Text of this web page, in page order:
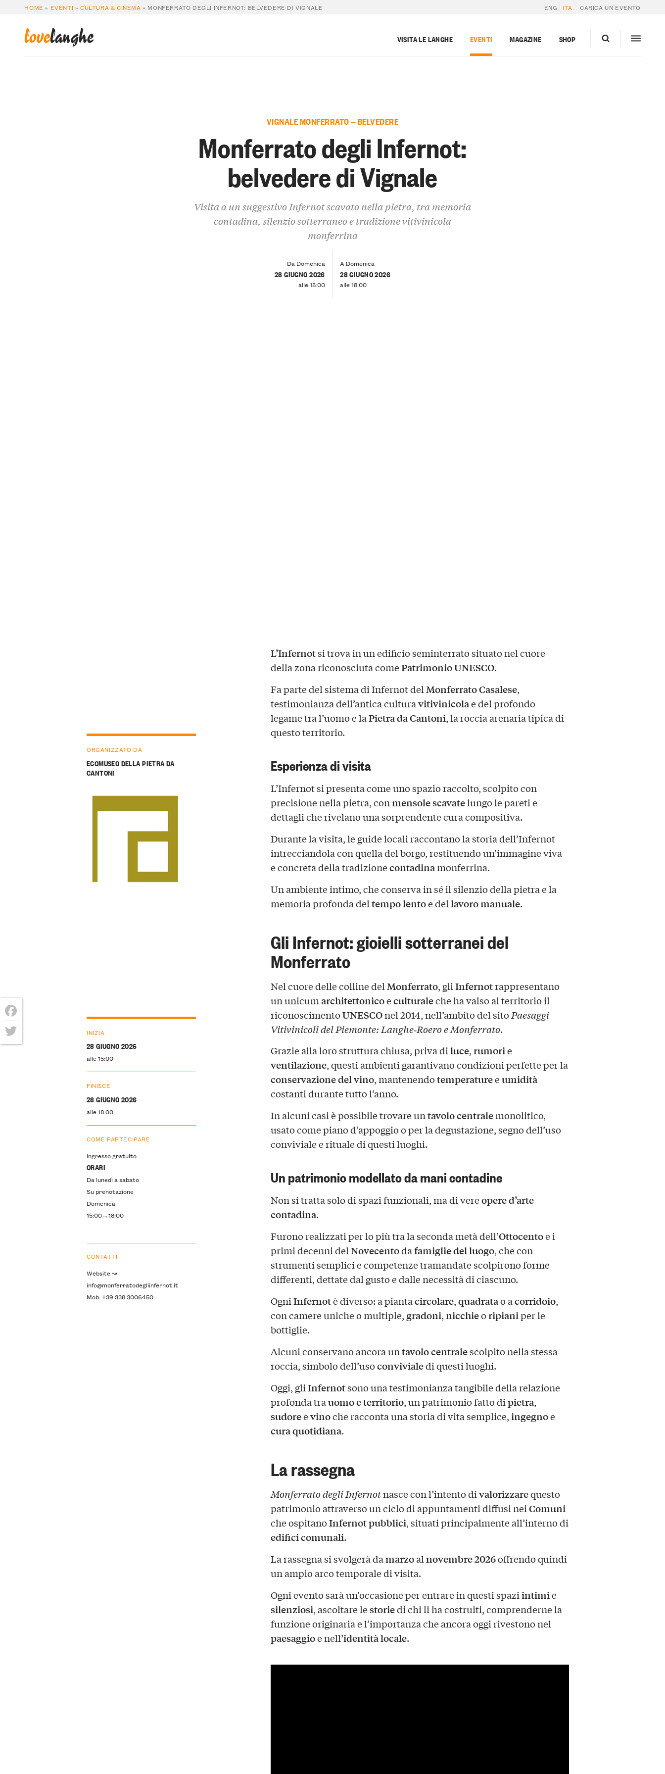
HOME » EVENTI »CULTURA & CINEMA » MONFERRATO DEGLI INFERNOT: BELVEDERE DI VIGNALE ENG ITA CARICA UN EVENTO
lovelanghe VISITA LE LANGHE EVENTI MAGAZINE SHOP
VIGNALE MONFERRATO — BELVEDERE
Monferrato degli Infernot:
belvedere di Vignale
Visita a un suggestivo Infernot scavato nella pietra, tra memoria
contadina, silenzio sotterraneo e tradizione vitivinicola
monferrina
Da Domenica
28 GIUGNO 2026
alle 15:00
A Domenica
28 GIUGNO 2026
alle 18:00
L’Infernotsi trova in un edificio seminterrato situato nel cuore
della zona riconosciuta comePatrimonio UNESCO.
Fa parte del sistema di Infernot delMonferrato Casalese,
testimonianza dell’antica culturavitivinicolae del profondo
legame tra l’uomo e laPietra da Cantoni, la roccia arenaria tipica di
questo territorio.
Esperienza di visita
L’Infernot si presenta come uno spazio raccolto, scolpito con
precisione nella pietra, conmensole scavatelungo le pareti e
dettagli che rivelano una sorprendente cura compositiva.
Durante la visita, le guide locali raccontano la storia dell’Infernot
intrecciandola con quella del borgo, restituendo un’immagine viva
e concreta della tradizionecontadinamonferrina.
Un ambiente intimo, che conserva in sé il silenzio della pietra e la
memoria profonda deltempo lentoe dellavoro manuale.
Gli Infernot: gioielli sotterranei del
Monferrato
Nel cuore delle colline del Monferrato, gliInfernotrappresentano
un unicumarchitettonicoeculturaleche ha valso al territorio il
riconoscimentoUNESCOnel 2014, nell’ambito del sito Paesaggi
Vitivinicoli del Piemonte: Langhe‑Roero e Monferrato.
Grazie alla loro struttura chiusa, priva diluce,rumorie
ventilazione, questi ambienti garantivano condizioni perfette per la
conservazione del vino, mantenendotemperatureeumidità
costanti durante tutto l’anno.
In alcuni casi è possibile trovare untavolo centralemonolitico,
usato come piano d’appoggio o per la degustazione, segno dell’uso
conviviale e rituale di questi luoghi.
Un patrimonio modellato da mani contadine
Non si tratta solo di spazi funzionali, ma di vereopere d’arte
contadina.
Furono realizzati per lo più tra la seconda metà dell’Ottocentoe i
primi decenni delNovecentodafamiglie del luogo, che con
strumenti semplici e competenze tramandate scolpirono forme
differenti, dettate dal gusto e dalle necessità di ciascuno.
OgniInfernotè diverso: a piantacircolare,quadratao acorridoio,
con camere uniche o multiple, gradoni,nicchieoripianiper le
bottiglie.
Alcuni conservano ancora untavolo centralescolpito nella stessa
roccia, simbolo dell’usoconvivialedi questi luoghi.
Oggi, gliInfernotsono una testimonianza tangibile della relazione
profonda trauomo e territorio, un patrimonio fatto dipietra,
sudoreevinoche racconta una storia di vita semplice,ingegnoe
cura quotidiana.
La rassegna
Monferrato degli Infernotnasce con l’intento divalorizzarequesto
patrimonio attraverso un ciclo di appuntamenti diffusi neiComuni
che ospitanoInfernot pubblici, situati principalmente all’interno di
edifici comunali.
La rassegna si svolgerà damarzoalnovembre 2026offrendo quindi
un ampio arco temporale di visita.
Ogni evento sarà un’occasione per entrare in questi spaziintimie
silenziosi, ascoltare lestoriedi chi li ha costruiti, comprenderne la
funzione originaria e l’importanza che ancora oggi rivestono nel
paesaggioe nell’identità locale.
ORGANIZZATO DA
ECOMUSEO DELLA PIETRA DA
CANTONI
INIZIA
28 GIUGNO 2026
alle 15:00
FINISCE
28 GIUGNO 2026
alle 18:00
COME PARTECIPARE
Ingresso gratuito
ORARI
Da lunedì a sabato
Su prenotazione
Domenica
15:00→18:00
CONTATTI
Website ↝
info@monferratodegliinfernot.it
Mob: +39 338 3006450
Facebook
Twitter